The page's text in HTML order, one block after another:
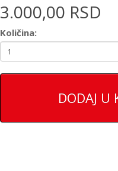
3.000,00 RSD
Količina:
DODAJ U